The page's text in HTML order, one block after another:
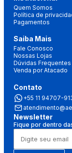
Quem Somos
Política de
Pagamentos
Saiba Mais
Fale Conosco
Nossas Lojas
Dúvidas Frequentes
Venda por Atacado
Contato
+55 11 94707-
Newsletter
Fique por dentro